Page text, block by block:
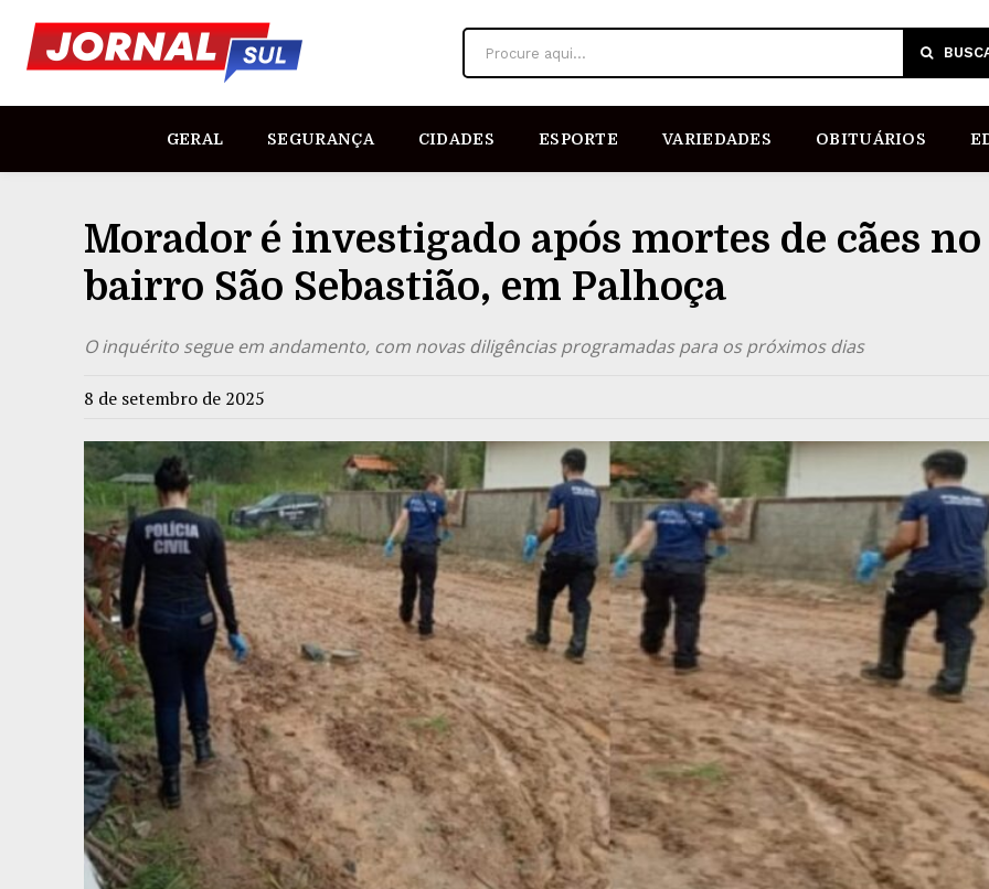
Procure aqui...
GERAL SEGURANÇA CIDADES ESPORTE VARIEDADES OBITUÁRIOS
Morador é investigado após mortes de cães no
bairro São Sebastião, em Palhoça
O inquérito segue em andamento, com novas diligências programadas para os próximos dias
8 de setembro de 2025